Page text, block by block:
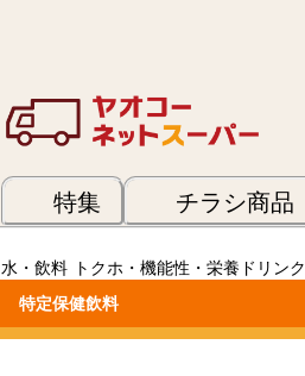
特集 チラシ商品
水・飲料 トクホ・機能性・栄養ドリンク
カテゴリーで絞り込む
特定保健飲料